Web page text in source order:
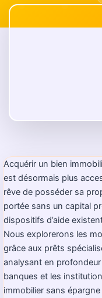
Acquérir un bien
est désormais plus
rêve de posséder sa
portée sans un capital
dispositifs d’aide
Nous explorerons les
grâce aux prêts
analysant en
banques et les
immobilier sans